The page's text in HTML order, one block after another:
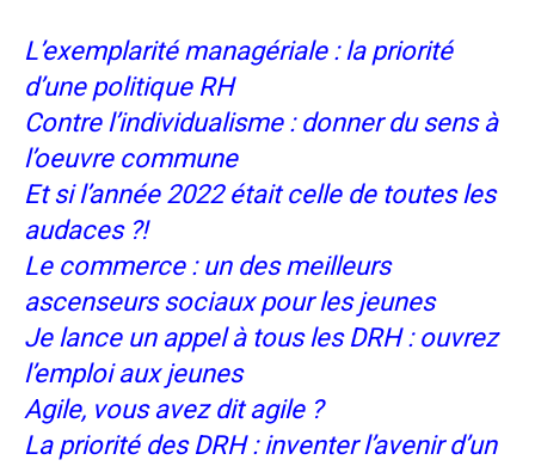
L’exemplarité managériale : la priorité
d’une politique RH
Contre l’individualisme : donner du sens à
l’oeuvre commune
Et si l’année 2022 était celle de toutes les
audaces ?!
Le commerce : un des meilleurs
ascenseurs sociaux pour les jeunes
Je lance un appel à tous les DRH : ouvrez
l’emploi aux jeunes
Agile, vous avez dit agile ?
La priorité des DRH : inventer l’avenir d’un